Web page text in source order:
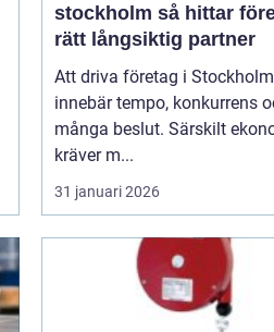
stockholm så hittar företag
rätt långsiktig partner
Att driva företag i Stockholm
innebär tempo, konkurrens
många beslut. Särskilt
kräver m...
31 januari 2026